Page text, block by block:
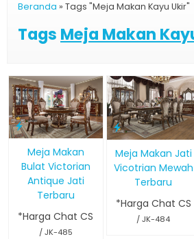
Beranda » Tags "Meja Makan Kayu Ukir"
Tags Meja Makan
Meja Makan
Bulat Victorian
Antique Jati
Terbaru
*Harga Chat CS
/ JK-485
Meja Makan Jati
Vicotrian Mewah
Terbaru
*Harga Chat CS
/ JK-484